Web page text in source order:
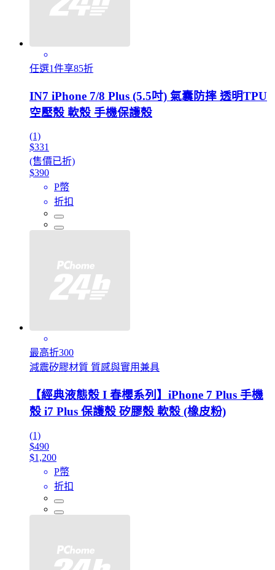
任選1件享85折
IN7 iPhone 7/8 Plus (5.5吋) 氣囊防摔 透明TPU
空壓殼 軟殼 手機保護殼
(1)
$331
(售價已折)
$390
P幣
折扣
最高折300
減震矽膠材質 質感與實用兼具
【經典液態殼 I 春櫻系列】iPhone 7 Plus 手機
殼 i7 Plus 保護殼 矽膠殼 軟殼 (橡皮粉)
(1)
$490
$1,200
P幣
折扣